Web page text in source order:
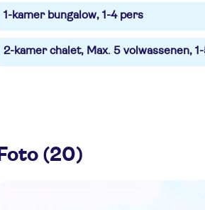
1-kamer bungalow, 1-4 pers
2-kamer chalet, Max. 5 volwassenen,
Foto (20)